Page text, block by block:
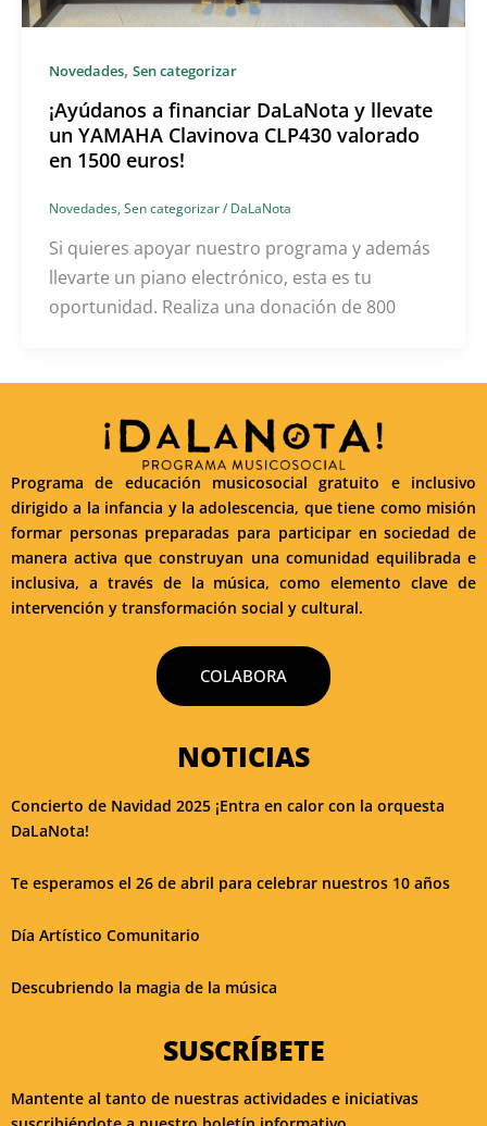
Novedades, Sen categorizar
¡Ayúdanos a financiar DaLaNota y llevate
un YAMAHA Clavinova CLP430 valorado
en 1500 euros!
Novedades, Sen categorizar/ DaLaNota
Si quieres apoyar nuestro programa y además
llevarte un piano electrónico, esta es tu
oportunidad. Realiza una donación de 800
Programa de educación musicosocial gratuito e inclusivo
dirigido a la infancia y la adolescencia, que tiene como misión
formar personas preparadas para participar en sociedad de
manera activa que construyan una comunidad equilibrada e
inclusiva, a través de la música, como elemento clave de
intervención y transformación social y cultural.
COLABORA
NOTICIAS
Concierto de Navidad 2025 ¡Entra en calor con la orquesta
DaLaNota!
Te esperamos el 26 de abril para celebrar nuestros 10 años
Día Artístico Comunitario
Descubriendo la magia de la música
SUSCRÍBETE
Mantente al tanto de nuestras actividades e iniciativas